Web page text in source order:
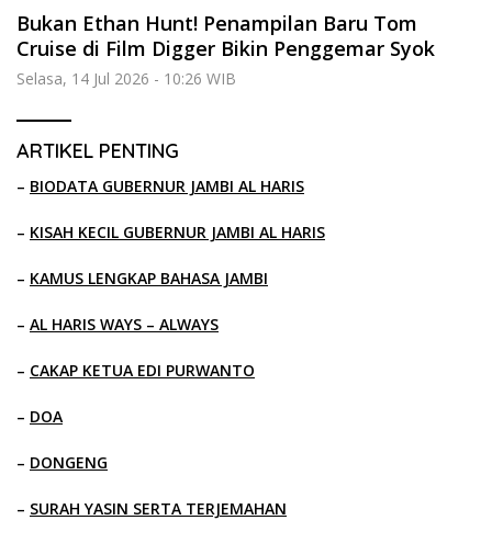
Bukan Ethan Hunt! Penampilan Baru Tom
Cruise di Film Digger Bikin Penggemar Syok
Selasa, 14 Jul 2026 - 10:26 WIB
ARTIKEL PENTING
– BIODATA GUBERNUR JAMBI AL HARIS
– KISAH KECIL GUBERNUR JAMBI AL HARIS
– KAMUS LENGKAP BAHASA JAMBI
– AL HARIS WAYS – ALWAYS
– CAKAP KETUA EDI PURWANTO
– DOA
– DONGENG
– SURAH YASIN SERTA TERJEMAHAN